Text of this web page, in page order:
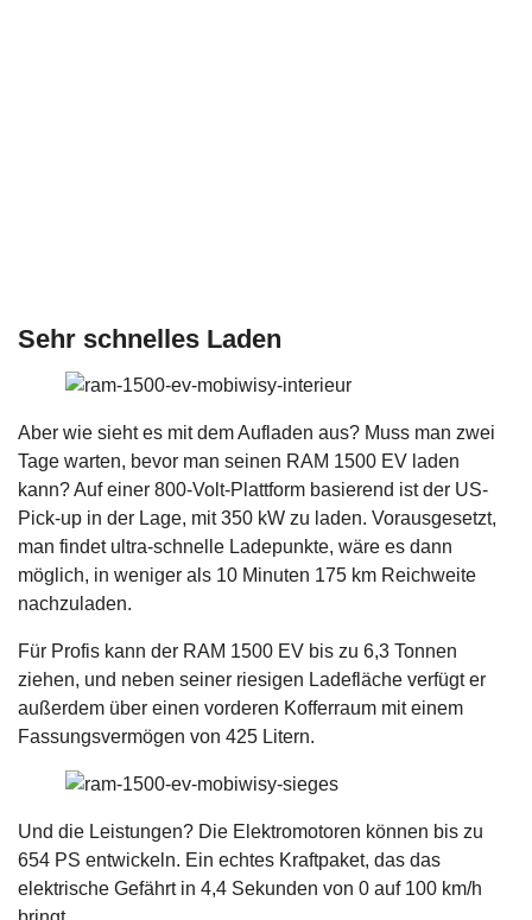
Sehr schnelles Laden
Aber wie sieht es mit dem Aufladen aus? Muss man zwei
Tage warten, bevor man seinen RAM 1500 EV laden
kann? Auf einer 800-Volt-Plattform basierend ist der US-
Pick-up in der Lage, mit 350 kW zu laden. Vorausgesetzt,
man findet ultra-schnelle Ladepunkte, wäre es dann
möglich, in weniger als 10 Minuten 175 km Reichweite
nachzuladen.
Für Profis kann der RAM 1500 EV bis zu 6,3 Tonnen
ziehen, und neben seiner riesigen Ladefläche verfügt er
außerdem über einen vorderen Kofferraum mit einem
Fassungsvermögen von 425 Litern.
Und die Leistungen? Die Elektromotoren können bis zu
654 PS entwickeln. Ein echtes Kraftpaket, das das
elektrische Gefährt in 4,4 Sekunden von 0 auf 100 km/h